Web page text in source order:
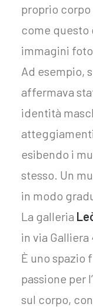
proprio corpo
come questo
immagini
Ad esempio,
affermava
identità
esibendo i
stesso. Un
in modo
La galleria
in via
È uno spazio
passione per
sul corpo,